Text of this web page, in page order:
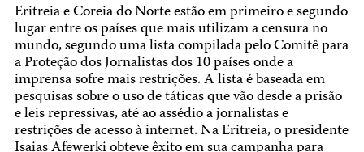
Eritreia e Coreia do Norte estão em primeiro e segundo
lugar entre os países que mais utilizam a censura no
mundo, segundo uma lista compilada pelo Comitê para
a Proteção dos Jornalistas dos 10 países onde a
imprensa sofre mais restrições. A lista é baseada em
pesquisas sobre o uso de táticas que vão desde a prisão
e leis repressivas, até ao assédio a jornalistas e
restrições de acesso à internet. Na Eritreia, o presidente